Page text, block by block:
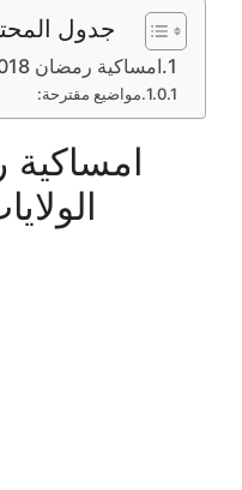
جدول
امساكية رمضان 2018 الولايات المتحدة
مواضيع مقترحة: